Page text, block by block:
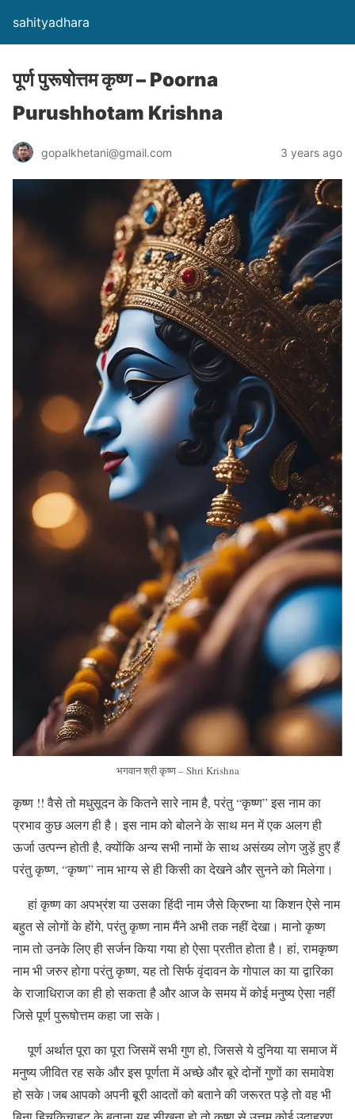
sahityadhara
पूर्ण पुरूषोत्तम कृष्ण – Poorna
Purushhotam Krishna
gopalkhetani@gmail.com 3 years ago
भगवान श्री कृष्ण – Shri Krishna
कृष्ण !! वैसे तो मधुसूदन के कितने सारे नाम है, परंतु “कृष्ण” इस नाम का
प्रभाव कुछ अलग ही है। इस नाम को बोलने के साथ मन में एक अलग ही
ऊर्जा उत्पन्न होती है, क्योंकि अन्य सभी नामों के साथ असंख्य लोग जुड़ें हुए हैं
परंतु कृष्ण, “कृष्ण” नाम भाग्य से ही किसी का देखने और सुनने को मिलेगा।
हां कृष्ण का अपभ्रंश या उसका हिंदी नाम जैसे क्रिष्ना या किशन ऐसे नाम
बहुत से लोगों के होंगे, परंतु कृष्ण नाम मैंने अभी तक नहीं देखा। मानो कृष्ण
नाम तो उनके लिए ही सर्जन किया गया हो ऐसा प्रतीत होता है। हां, रामकृष्ण
नाम भी जरुर होगा परंतु कृष्ण, यह तो सिर्फ वृंदावन के गोपाल का या द्वारिका
के राजाधिराज का ही हो सकता है और आज के समय में कोई मनुष्य ऐसा नहीं
जिसे पूर्ण पुरूषोत्तम कहा जा सके।
पूर्ण अर्थात पूरा का पूरा जिसमें सभी गुण हो, जिससे ये दुनिया या समाज में
मनुष्य जीवित रह सके और इस पूर्णता में अच्छे और बूरे दोनों गुणों का समावेश
हो सके।जब आपको अपनी बूरी आदतों को बताने की जरूरत पड़े तो वह भी